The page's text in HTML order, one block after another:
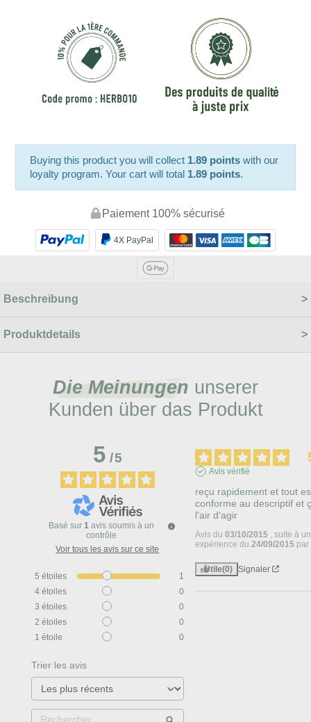
Buying this product you will collect 1.89 points with our
loyalty program. Your cart will total 1.89 points.
Paiement 100% sécurisé
4X PayPal
Beschreibung
Produktdetails
Die Meinungen unserer
Kunden über das Produkt
5/5
Basé sur 1 avis soumis à un
contrôle
Voir tous les avis sur ce site
5 étoiles
1
4 étoiles
0
3 étoiles
0
2 étoiles
0
1 étoile 0
Trier les avis
Avis vérifié
reçu rapidement et tout
conforme au descriptif et
l'air d'agir
Avis du03/10/2015 , suite à
expérience du24/09/2015 par
Utile(0) Signaler